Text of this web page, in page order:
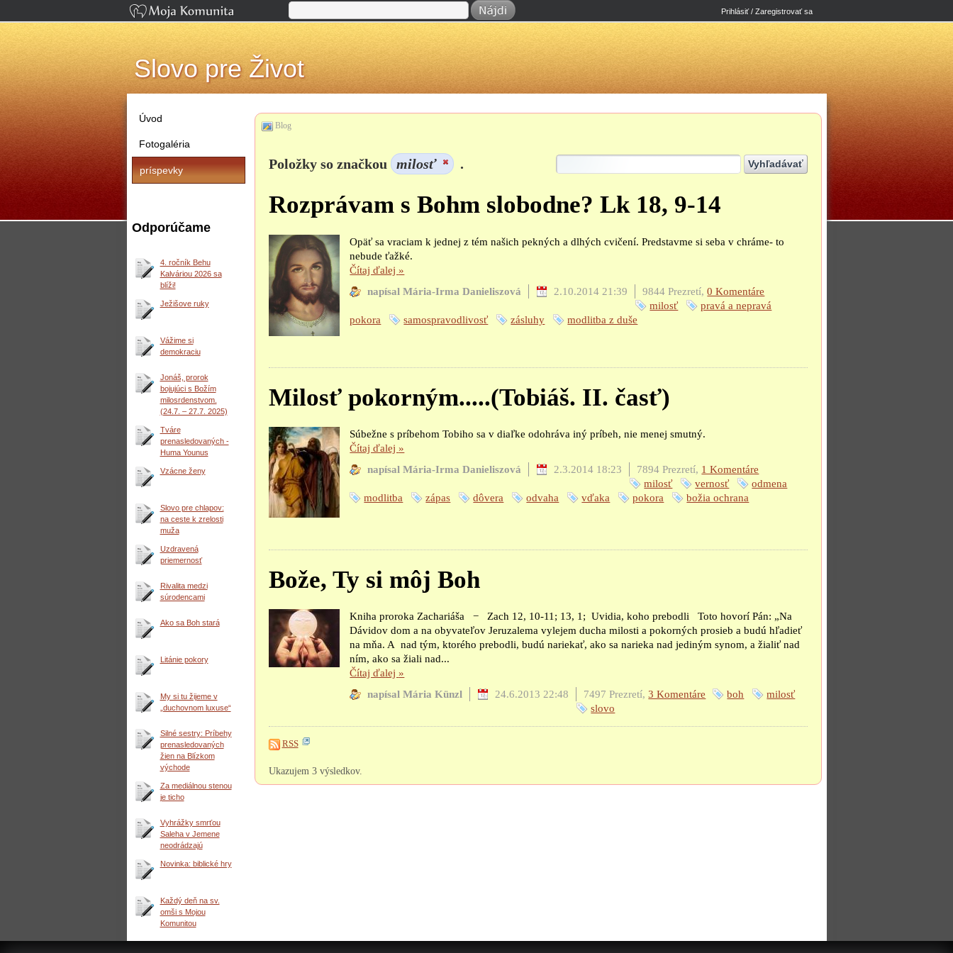
Prihlásiť / Zaregistrovať sa
Slovo pre Život
Blog
Položky so značkou milosť .
Rozprávam s Bohm slobodne? Lk 18, 9-14
Opäť sa vraciam k jednej z tém našich pekných a dlhých cvičení. Predstavme si seba v chráme- to
nebude ťažké.
Čítaj ďalej»
napísal Mária-Irma Danieliszová
2.10.2014 21:39 9844 Prezretí,0 Komentáre
milosť
pravá a nepravá
pokora
samospravodlivosť zásluhy modlitba z duše
Milosť pokorným.....(Tobiáš. II. časť)
Súbežne s príbehom Tobiho sa v diaľke odohráva iný príbeh, nie menej smutný.
Čítaj ďalej»
napísal Mária-Irma Danieliszová
2.3.2014 18:23 7894 Prezretí, 1 Komentáre
milosť
vernosť
odmena
modlitba
zápas dôvera odvaha vďaka pokora božia ochrana
Bože, Ty si môj Boh
Kniha proroka Zachariáša − Zach 12, 10-11; 13, 1; Uvidia, koho prebodli Toto hovorí Pán: „Na
Dávidov dom a na obyvateľov Jeruzalema vylejem ducha milosti a pokorných prosieb a budú hľadieť
na mňa. A nad tým, ktorého prebodli, budú nariekať, ako sa narieka nad jediným synom, a žialiť nad
ním, ako sa žiali nad...
Čítaj ďalej»
napísal Mária Künzl
24.6.2013 22:48 7497 Prezretí,3 Komentáre boh
milosť
slovo
RSS
Ukazujem 3 výsledkov.
Úvod
Fotogaléria
príspevky
Odporúčame
4. ročník Behu
Kalváriou 2026 sa
blíži!
Ježišove ruky
Vážime si
demokraciu
Jonáš, prorok
bojujúci s Božím
milosrdenstvom.
(24.7. – 27.7. 2025)
Tváre
prenasledovaných -
Huma Younus
Vzácne ženy
Slovo pre chlapov:
na ceste k zrelosti
muža
Uzdravená
priemernosť
Rivalita medzi
súrodencami
Ako sa Boh stará
Litánie pokory
My si tu žijeme v
„duchovnom luxuse“
Silné sestry: Príbehy
prenasledovaných
žien na Blízkom
východe
Za mediálnou stenou
je ticho
Vyhrážky smrťou
Saleha v Jemene
neodrádzajú
Novinka: biblické hry
Každý deň na sv.
omši s Mojou
Komunitou